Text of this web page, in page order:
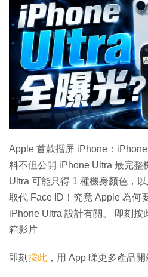
Apple 首款摺屏 iPhone：
料不但公開 iPhone Ultra 最完整
Ultra 可能只得 1 種機身顏色，
取代 Face ID！究竟 Apple 為何
iPhone Ultra 設計有關。 即刻按
箱影片
即刻 按此 ，用 App 睇更多產品